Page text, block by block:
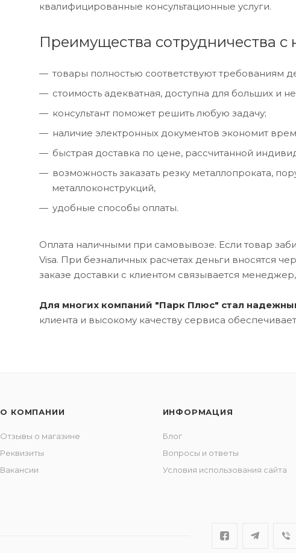
квалифицированные консультационные услуги.
Преимущества сотрудничества
товары полностью соответствуют требованиям
стоимость адекватная, доступна для больших и
консультант поможет решить любую задачу;
наличие электронных документов экономит
быстрая доставка по цене, рассчитанной
возможность заказать резку металлопроката,
металлоконструкций,
удобные способы оплаты.
Оплата наличными при самовывозе. Если товар
Visa. При безналичных расчетах деньги вносятся
заказе доставки с клиентом связывается
Для многих компаний "Парк Плюс" стал
клиента и высокому качеству сервиса
О КОМПАНИИ
Отзывы о магазине
Реквизиты
Вакансии
ИНФОРМАЦИЯ
Блог
Вопросы и ответы
Условия использования сайта